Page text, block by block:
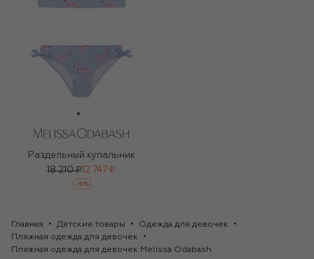
Раздельный купальник
18 210 ₽ 12 747 ₽
-30%
Главная Детские товары
Одежда для девочек
Пляжная одежда для девочек
Пляжная одежда для девочек Melissa Odabash